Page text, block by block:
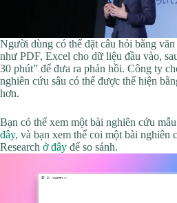
Người dùng có thể đặt câu hỏi bằng
như PDF, Excel cho dữ liệu đầu vào,
30 phút” để đưa ra phản hồi. Công ty
nghiên cứu sâu có thể được thể hiện
hơn.
Bạn có thể xem một bài nghiên cứu
đây, và bạn xem thể coi một bài nghiên
Research ở đây để so sánh.